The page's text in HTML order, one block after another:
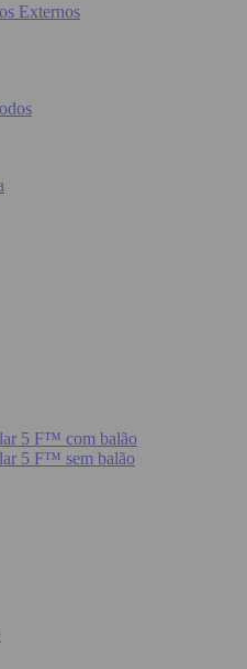
Externos
5 F™ com balão
5 F™ sem balão